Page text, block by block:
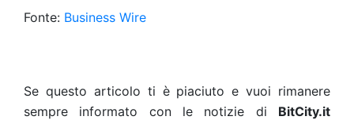
Fonte: Business Wire
Se questo articolo ti è piaciuto e vuoi rimanere
sempre informato con le notizie di BitCity.it